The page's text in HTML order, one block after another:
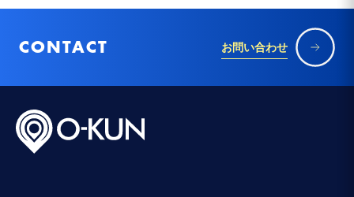
CONTACT お問い合わせ